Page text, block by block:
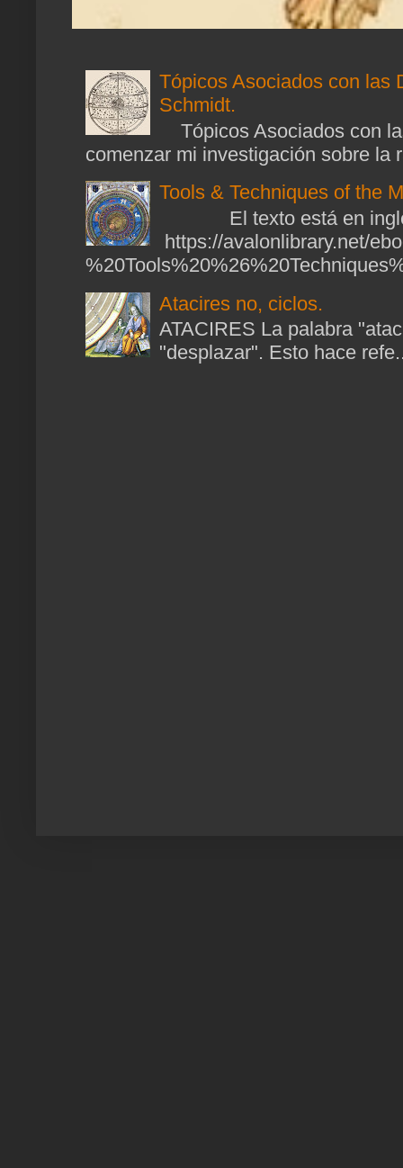
Tópicos Asociados con las
Schmidt.
Tópicos Asociados con
comenzar mi investigación sobre la
Tools & Techniques of the
El texto está en
https://avalonlibrary.net/
Atacires no, ciclos.
ATACIRES La palabra
"desplazar". Esto hace